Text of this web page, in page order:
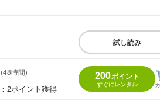
試し読み
(48時間)
：2ポイント獲得
200ポイント
すぐにレンタル